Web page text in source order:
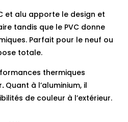
et alu apporte le design et
tandis que le PVC donne
Parfait pour le neuf ou
totale.
thermiques
. Quant à l’aluminium, il
de couleur à l’extérieur.